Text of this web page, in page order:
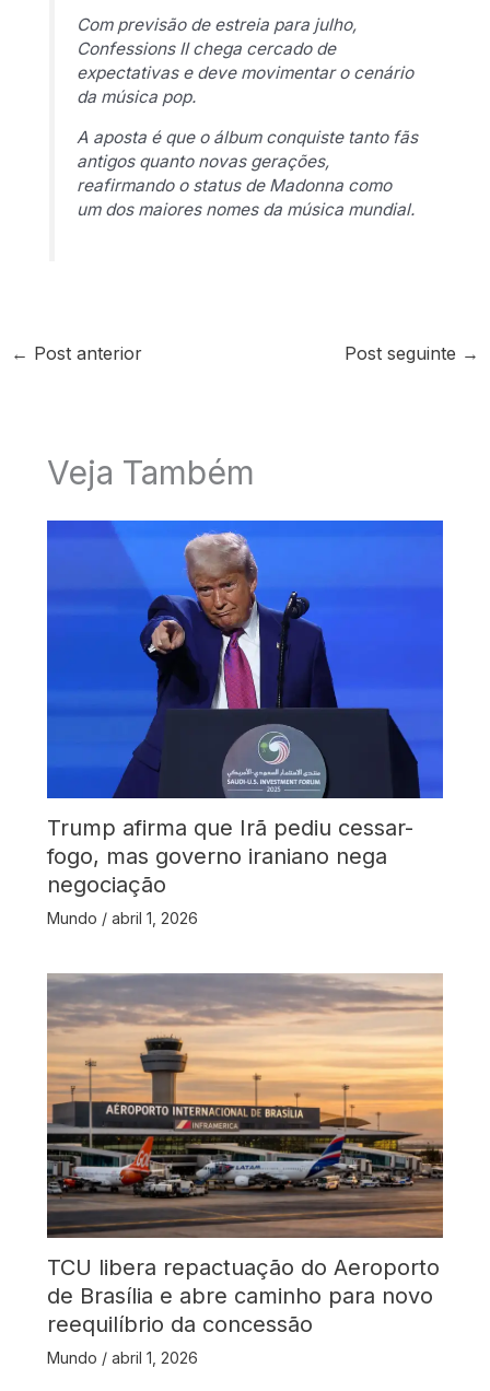
Com previsão de estreia para julho,
Confessions IIchega cercado de
expectativas e deve movimentar o cenário
da música pop.
A aposta é que o álbum conquiste tanto fãs
antigos quanto novas gerações,
reafirmando o status de Madonna como
um dos maiores nomes da música mundial.
← Post anterior Post seguinte →
Veja Também
Trump afirma que Irã pediu cessar-
fogo, mas governo iraniano nega
negociação
Mundo / abril 1, 2026
TCU libera repactuação do Aeroporto
de Brasília e abre caminho para novo
reequilíbrio da concessão
Mundo / abril 1, 2026